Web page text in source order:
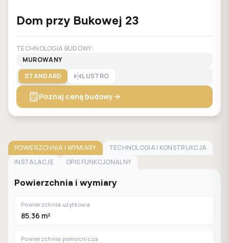
Dom przy Bukowej 23
TECHNOLOGIA BUDOWY:
MUROWANY
STANDARD
LUSTRO
Poznaj cenę budowy
POWIERZCHNIA I WYMIARY
TECHNOLOGIA I KONSTRUKCJA
INSTALACJE
OPIS FUNKCJONALNY
Powierzchnia i wymiary
Powierzchnia użytkowa
85.36 m²
Powierzchnia pomocnicza